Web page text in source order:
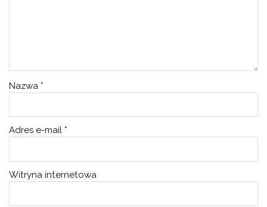
Nazwa *
Adres e-mail *
Witryna internetowa